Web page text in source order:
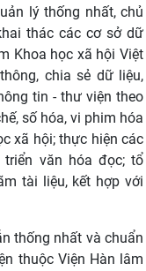
lý thống nhất, chủ
thác các cơ sở dữ
Khoa học xã hội Việt
chia sẻ dữ liệu,
tin - thư viện theo
số hóa, vi phim hóa
xã hội; thực hiện các
văn hóa đọc; tổ
tài liệu, kết hợp với
thống nhất và chuẩn
thuộc Viện Hàn lâm